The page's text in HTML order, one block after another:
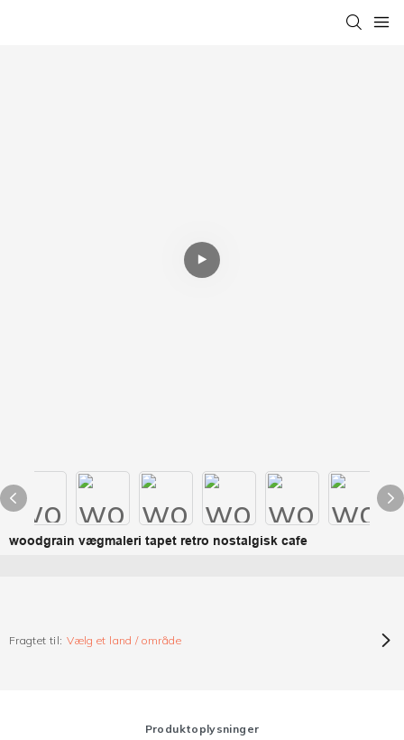
woodgrain vægmaleri tapet retro nostalgisk cafe
Fragtet til: Vælg et land / område
Produktoplysninger